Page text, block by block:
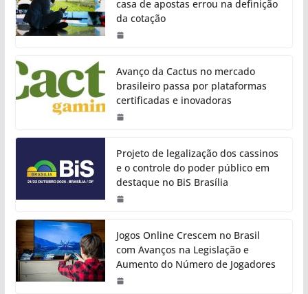
casa de apostas errou na definição
da cotação
Avanço da Cactus no mercado
brasileiro passa por plataformas
certificadas e inovadoras
Projeto de legalização dos cassinos
e o controle do poder público em
destaque no BiS Brasília
Jogos Online Crescem no Brasil
com Avanços na Legislação e
Aumento do Número de Jogadores